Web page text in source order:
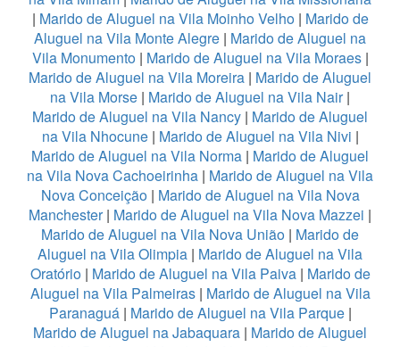
| Marido de Aluguel na Vila Moinho Velho| Marido de
Aluguel na Vila Monte Alegre | Marido de Aluguel na
Vila Monumento| Marido de Aluguel na Vila Moraes|
Marido de Aluguel na Vila Moreira | Marido de Aluguel
na Vila Morse | Marido de Aluguel na Vila Nair|
Marido de Aluguel na Vila Nancy | Marido de Aluguel
na Vila Nhocune| Marido de Aluguel na Vila Nivi |
Marido de Aluguel na Vila Norma | Marido de Aluguel
na Vila Nova Cachoeirinha | Marido de Aluguel na Vila
Nova Conceição| Marido de Aluguel na Vila Nova
Manchester| Marido de Aluguel na Vila Nova Mazzei |
Marido de Aluguel na Vila Nova União | Marido de
Aluguel na Vila Olimpia | Marido de Aluguel na Vila
Oratório| Marido de Aluguel na Vila Paiva| Marido de
Aluguel na Vila Palmeiras| Marido de Aluguel na Vila
Paranaguá| Marido de Aluguel na Vila Parque|
Marido de Aluguel na Jabaquara | Marido de Aluguel